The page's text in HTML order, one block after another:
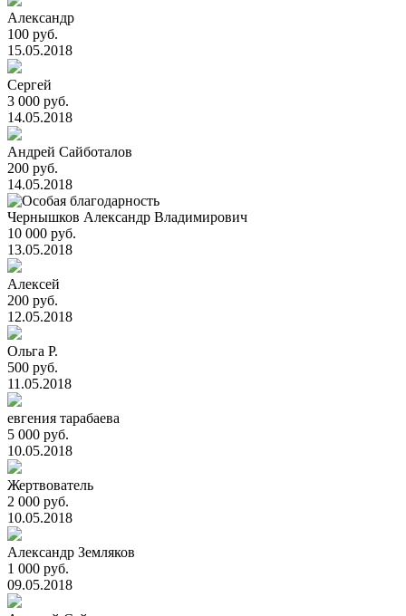
Александр
100 руб.
15.05.2018
Сергей
3 000 руб.
14.05.2018
Андрей Сайботалов
200 руб.
14.05.2018
Чернышков Александр Владимирович
10 000 руб.
13.05.2018
Алексей
200 руб.
12.05.2018
Ольга Р.
500 руб.
11.05.2018
евгения тарабаева
5 000 руб.
10.05.2018
Жертвователь
2 000 руб.
10.05.2018
Александр Земляков
1 000 руб.
09.05.2018